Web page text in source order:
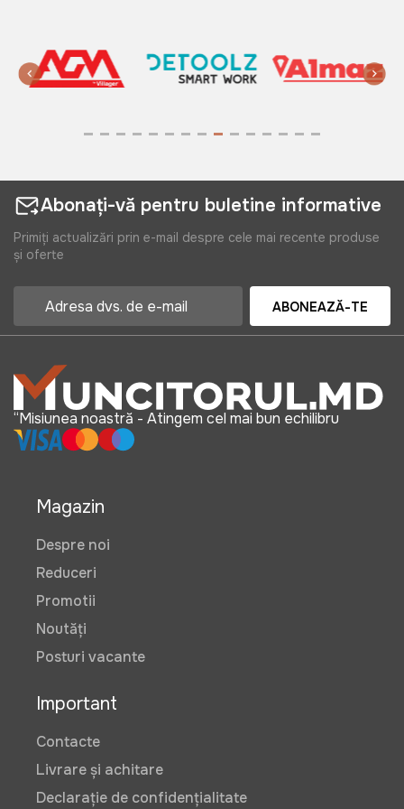
Abonați-vă pentru buletine informative
Primiți actualizări prin e-mail despre cele mai recente produse
și oferte
ABONEAZĂ-TE
“Misiunea noastră - Atingem cel mai bun echilibru
Magazin
Despre noi
Reduceri
Promotii
Noutăți
Posturi vacante
Important
Contacte
Livrare și achitare
Declarație de confidențialitate